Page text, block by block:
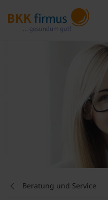
Beratung und Service